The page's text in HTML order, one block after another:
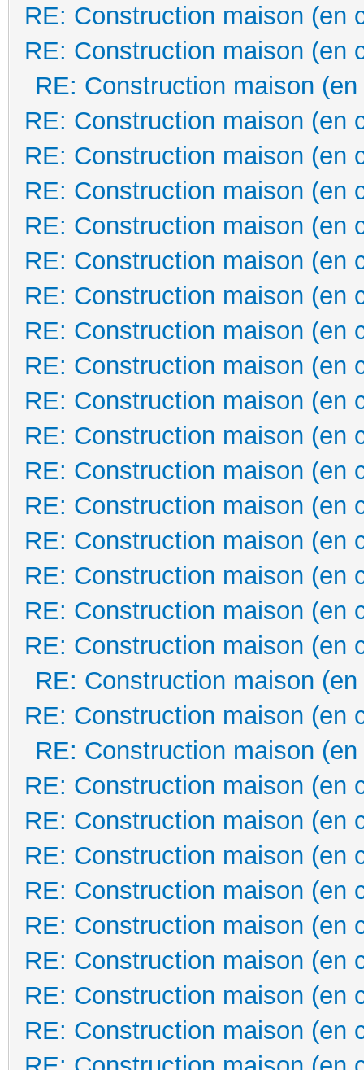
RE: Construction maison (en
RE: Construction maison (en
RE: Construction maison
RE: Construction maison (en
RE: Construction maison (en
RE: Construction maison (en
RE: Construction maison (en
RE: Construction maison (en
RE: Construction maison (en
RE: Construction maison (en
RE: Construction maison (en
RE: Construction maison (en
RE: Construction maison (en
RE: Construction maison (en
RE: Construction maison (en
RE: Construction maison (en
RE: Construction maison (en
RE: Construction maison (en
RE: Construction maison (en
RE: Construction maison
RE: Construction maison (en
RE: Construction maison
RE: Construction maison (en
RE: Construction maison (en
RE: Construction maison (en
RE: Construction maison (en
RE: Construction maison (en
RE: Construction maison (en
RE: Construction maison (en
RE: Construction maison (en